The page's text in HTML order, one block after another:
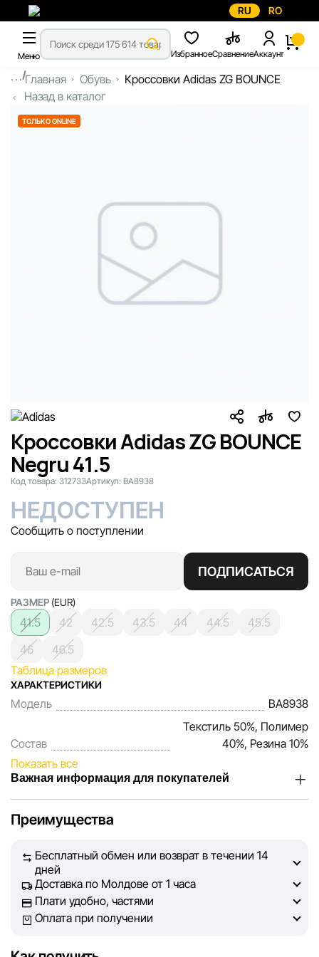
RU RO
Меню ИзбранноеСравнениеАккаунт
...Главная Обувь
Кроссовки Adidas ZG BOUNCE
Назад в каталог
ТОЛЬКО ONLINE
Кроссовки Adidas ZG BOUNCE
Negru 41.5
Код товара: 312733Артикул: BA8938
НЕДОСТУПЕН
Сообщить о поступлении
ПОДПИСАТЬСЯ
РАЗМЕР (EUR)
41.5 42 42.5 43.5 44 44.5
45.5
46
46.5
Таблица размеров
ХАРАКТЕРИСТИКИ
Модель BA8938
Состав
Текстиль 50%, Полимер
40%, Резина 10%
Показать все
Важная информация для покупателей
наших покупателей. Каждый день мы работаем над тем,
на сайте, была максимально полной, объективной и
актуальной. Наша цель — обеспечить вас достоверной
информацией, чтобы вы смогли принять лучшее
решение о покупке.
Преимущества
Бесплатный обмен или возврат в течении 14
дней
Доставка по Молдове от 1 часа
Плати удобно, частями
Оплата при получении